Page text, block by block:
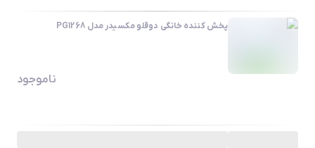
پخش کننده خانگی دوقلو مکسیدر مدل PG1268
ناموجود